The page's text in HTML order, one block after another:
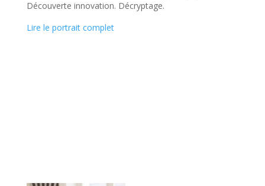
Découverte innovation. Décryptage.
Lire le portrait complet